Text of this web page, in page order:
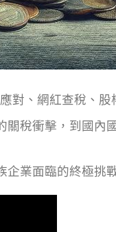
對、網紅查稅、
稅衝擊，到國
業面臨的終極挑